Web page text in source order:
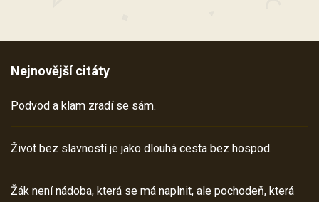
Nejnovější citáty
Podvod a klam zradí se sám.
Život bez slavností je jako dlouhá cesta bez hospod.
Žák není nádoba, která se má naplnit, ale pochodeň, která